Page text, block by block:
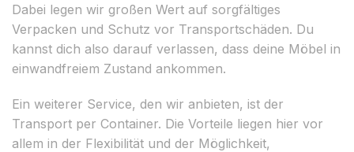
Dabei legen wir großen Wert auf sorgfältiges
Verpacken und Schutz vor Transportschäden. Du
kannst dich also darauf verlassen, dass deine Möbel in
einwandfreiem Zustand ankommen.
Ein weiterer Service, den wir anbieten, ist der
Transport per Container. Die Vorteile liegen hier vor
allem in der Flexibilität und der Möglichkeit,